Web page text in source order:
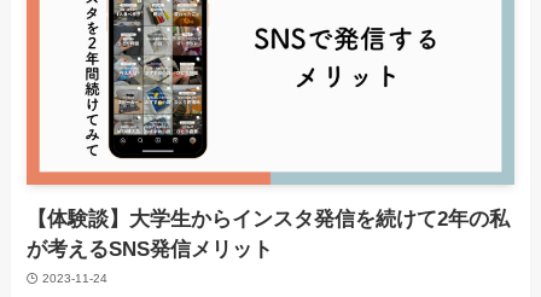
【体験談】大学生からインスタ発信を続けて2年の私
が考えるSNS発信メリット
2023-11-24